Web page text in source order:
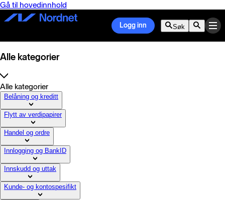
Gå til hovedinnhold
Logg inn Søk
Alle kategorier
Alle kategorier
Belåning og kreditt
Flytt av verdipapirer
Handel og ordre
Innlogging og BankID
Innskudd og uttak
Kunde- og kontospesifikt